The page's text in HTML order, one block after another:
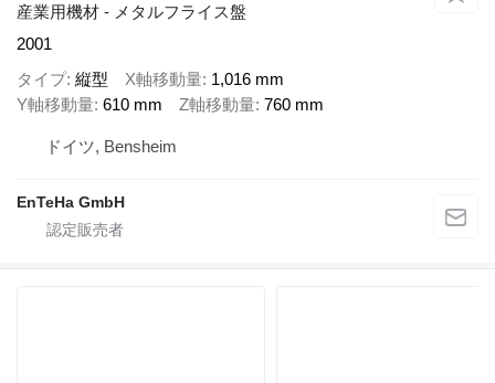
産業用機材 - メタルフライス盤
2001
タイプ 縦型 X軸移動量 1,016 mm
Y軸移動量 610 mm Z軸移動量 760 mm
ドイツ, Bensheim
EnTeHa GmbH